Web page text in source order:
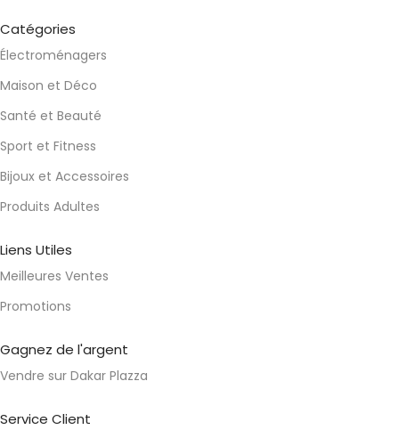
Catégories
Électroménagers
Maison et Déco
Santé et Beauté
Sport et Fitness
Bijoux et Accessoires
Produits Adultes
Liens Utiles
Meilleures Ventes
Promotions
Gagnez de l'argent
Vendre sur Dakar Plazza
Service Client